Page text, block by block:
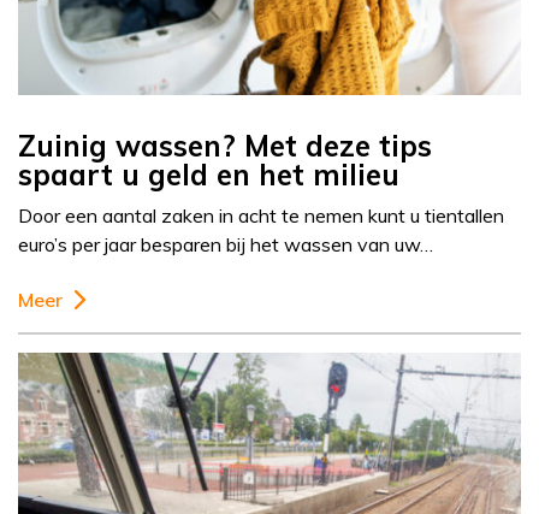
Zuinig wassen? Met deze tips
spaart u geld en het milieu
Door een aantal zaken in acht te nemen kunt u tientallen
euro’s per jaar besparen bij het wassen van uw…
Meer